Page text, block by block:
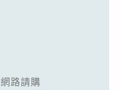
網路請購